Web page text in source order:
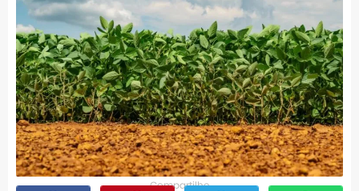
Compartilhe